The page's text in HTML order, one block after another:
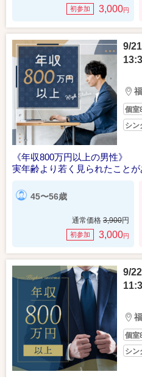
初参加 3,000円
9/
個室
シン
《年収800万円以上の男性》
実年齢より若く見られたこと
45〜56歳
通常価格 3,900円
初参加 3,000円
9/
個室
シン